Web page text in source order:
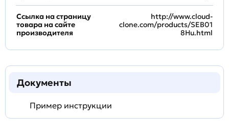
Ссылка на страницу
товара на сайте
производителя
http://www.cloud-
clone.com/products/SEB01
8Hu.html
Документы
Пример инструкции